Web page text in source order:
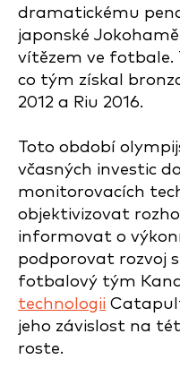
dramatickému
japonské
vítězem ve fotbale.
co tým získal
2012 a Riu 2016.
Toto období
včasných investic
monitorovacích
objektivizovat
informovat o
podporovat rozvoj
fotbalový tým
technologii
jeho závislost na
roste.